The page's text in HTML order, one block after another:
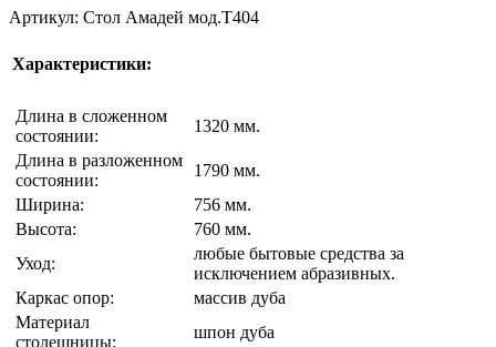
Артикул: Стол Амадей мод.T404
Характеристики:
Длина в сложенном
состоянии:
1320 мм.
Длина в разложенном
состоянии:
1790 мм.
Ширина:
756 мм.
Высота:
760 мм.
Уход:
любые бытовые средства за
исключением абразивных.
Каркас опор:
массив дуба
Материал
столешницы:
шпон дуба